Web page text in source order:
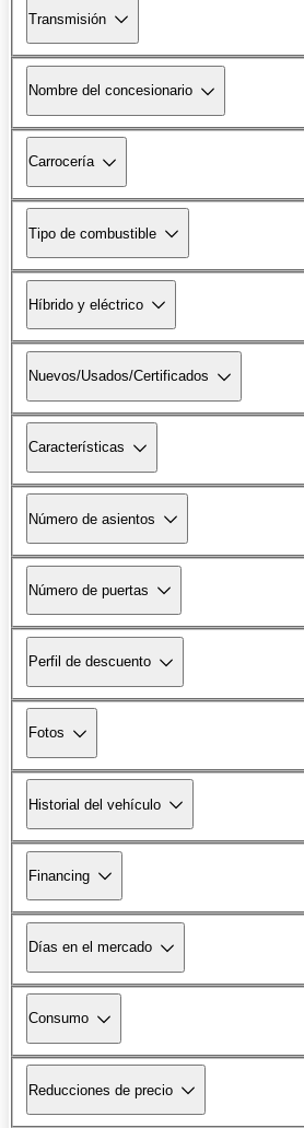
Transmisión
Nombre del concesionario
Carrocería
Tipo de combustible
Híbrido y eléctrico
Nuevos/Usados/Certificados
Características
Número de asientos
Número de puertas
Perfil de descuento
Fotos
Historial del vehículo
Financing
Días en el mercado
Consumo
Reducciones de precio